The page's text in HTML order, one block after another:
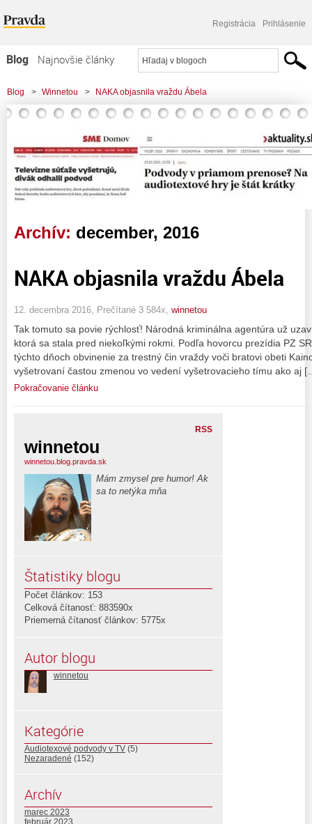
Registrácia Prihlásenie
Blog
Najnovšie články
Najčítanejšie články
Najkomentovanejšie články
Zoznam blogov
Komerčné blogy
Blog > Winnetou > NAKA objasnila vraždu Ábela
Archív: december, 2016
NAKA objasnila vraždu Ábela
12. decembra 2016, Prečítané 3 584x, winnetou
Tak tomuto sa povie rýchlosť! Národná kriminálna agentúra už
ktorá sa stala pred niekoľkými rokmi. Podľa hovorcu prezídia PZ
týchto dňoch obvinenie za trestný čin vraždy voči bratovi obeti
vyšetrovaní častou zmenou vo vedení vyšetrovacieho tímu ako aj
Pokračovanie článku
RSS
winnetou
winnetou.blog.pravda.sk
Mám zmysel pre humor! Ak
sa to netýka mňa
Štatistiky blogu
Počet článkov: 153
Celková čítanosť: 883590x
Priemerná čítanosť článkov: 5775x
Autor blogu
winnetou
Kategórie
Audiotexové podvody v TV (5)
Nezaradené (152)
Archív
marec 2023
február 2023